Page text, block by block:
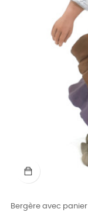
Bergère avec panier